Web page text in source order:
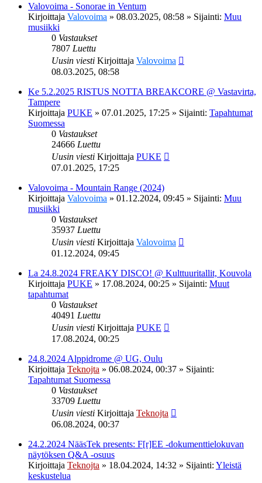
Valovoima - Sonorae in Ventum
Kirjoittaja Valovoima » 08.03.2025, 08:58 » Sijainti: Muu
musiikki
0 Vastaukset
7807 Luettu
Uusin viesti Kirjoittaja Valovoima
08.03.2025, 08:58
Ke 5.2.2025 RISTUS NOTTA BREAKCORE @ Vastavirta,
Tampere
Kirjoittaja PUKE » 07.01.2025, 17:25 » Sijainti: Tapahtumat
Suomessa
0 Vastaukset
24666 Luettu
Uusin viesti Kirjoittaja PUKE
07.01.2025, 17:25
Valovoima - Mountain Range (2024)
Kirjoittaja Valovoima » 01.12.2024, 09:45 » Sijainti: Muu
musiikki
0 Vastaukset
35937 Luettu
Uusin viesti Kirjoittaja Valovoima
01.12.2024, 09:45
La 24.8.2024 FREAKY DISCO! @ Kulttuuritallit, Kouvola
Kirjoittaja PUKE » 17.08.2024, 00:25 » Sijainti: Muut
tapahtumat
0 Vastaukset
40491 Luettu
Uusin viesti Kirjoittaja PUKE
17.08.2024, 00:25
24.8.2024 Alppidrome @ UG, Oulu
Kirjoittaja Teknojta » 06.08.2024, 00:37 » Sijainti:
Tapahtumat Suomessa
0 Vastaukset
33709 Luettu
Uusin viesti Kirjoittaja Teknojta
06.08.2024, 00:37
24.2.2024 NääsTek presents: F[r]EE -dokumenttielokuvan
näytöksen Q&A -osuus
Kirjoittaja Teknojta » 18.04.2024, 14:32 » Sijainti: Yleistä
keskustelua